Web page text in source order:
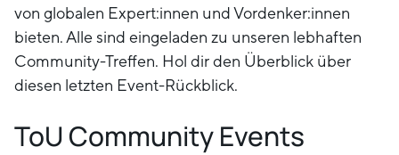
von globalen Expert:innen und Vordenker:innen
bieten. Alle sind eingeladen zu unseren lebhaften
Community-Treffen. Hol dir den Überblick über
diesen letzten Event-Rückblick.
ToU Community Events